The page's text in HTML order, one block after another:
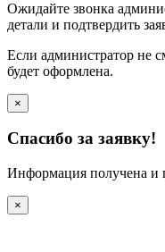
Ожидайте звонка
детали и подтвердить
Если администратор не
будет оформлена.
×
Спасибо за заявку!
Информация получена и
×